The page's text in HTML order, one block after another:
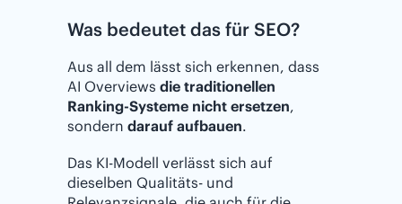
Was bedeutet das für SEO?
Aus all dem lässt sich erkennen, dass
AI Overviews die traditionellen
Ranking-Systeme nicht ersetzen,
sondern darauf aufbauen.
Das KI-Modell verlässt sich auf
dieselben Qualitäts- und